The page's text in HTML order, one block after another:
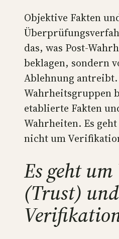
Objektive Fakten
das, was Post-
beklagen, sondern
Ablehnung antreibt.
Wahrheitsgruppen
etablierte Fakten
Wahrheiten. Es
nicht um
Es geht
(Trust)